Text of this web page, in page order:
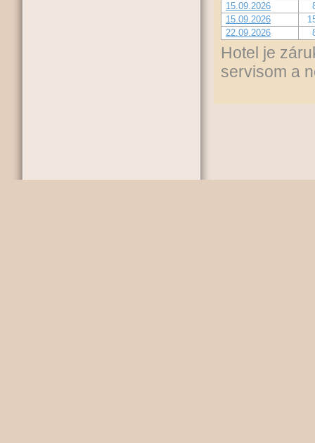
15.09.2026
15.09.2026
22.09.2026
Hotel je
servisom a